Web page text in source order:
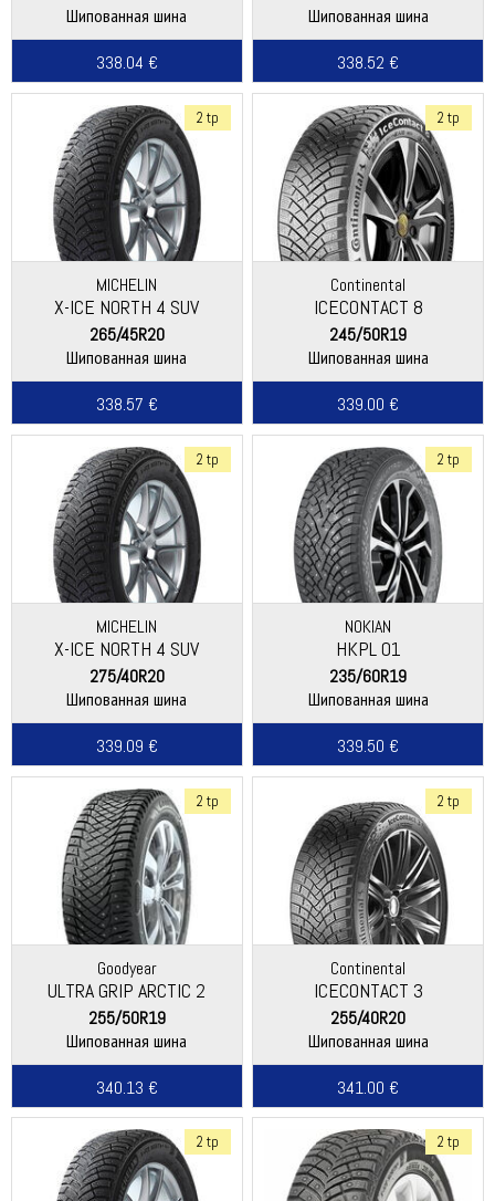
Шипованная шина
338.04 €
Шипованная шина
338.52 €
2 tp
MICHELIN
X-ICE NORTH 4 SUV
265/45R20
Шипованная шина
338.57 €
2 tp
Continental
ICECONTACT 8
245/50R19
Шипованная шина
339.00 €
2 tp
MICHELIN
X-ICE NORTH 4 SUV
275/40R20
Шипованная шина
339.09 €
2 tp
NOKIAN
HKPL 01
235/60R19
Шипованная шина
339.50 €
2 tp
Goodyear
ULTRA GRIP ARCTIC 2
255/50R19
Шипованная шина
340.13 €
2 tp
Continental
ICECONTACT 3
255/40R20
Шипованная шина
341.00 €
2 tp 2 tp